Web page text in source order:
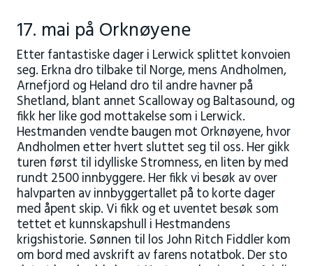
17. mai på Orknøyene
Etter fantastiske dager i Lerwick splittet konvoien
seg. Erkna dro tilbake til Norge, mens Andholmen,
Arnefjord og Heland dro til andre havner på
Shetland, blant annet Scalloway og Baltasound, og
fikk her like god mottakelse som i Lerwick.
Hestmanden vendte baugen mot Orknøyene, hvor
Andholmen etter hvert sluttet seg til oss. Her gikk
turen først til idylliske Stromness, en liten by med
rundt 2500 innbyggere. Her fikk vi besøk av over
halvparten av innbyggertallet på to korte dager
med åpent skip. Vi fikk og et uventet besøk som
tettet et kunnskapshull i Hestmandens
krigshistorie. Sønnen til los John Ritch Fiddler kom
om bord med avskrift av farens notatbok. Der sto